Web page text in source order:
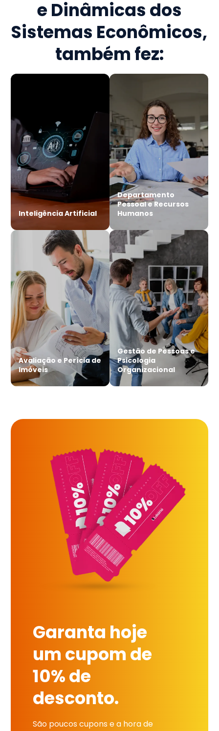
e Dinâmicas dos
Sistemas Econômicos,
também fez:
Inteligência Artificial
Departamento
Pessoal e Recursos
Humanos
Avaliação e Perícia de
Imóveis
Gestão de Pessoas e
Psicologia
Organizacional
Garanta hoje
um cupom de
10% de
desconto.
São poucos cupons e a hora de